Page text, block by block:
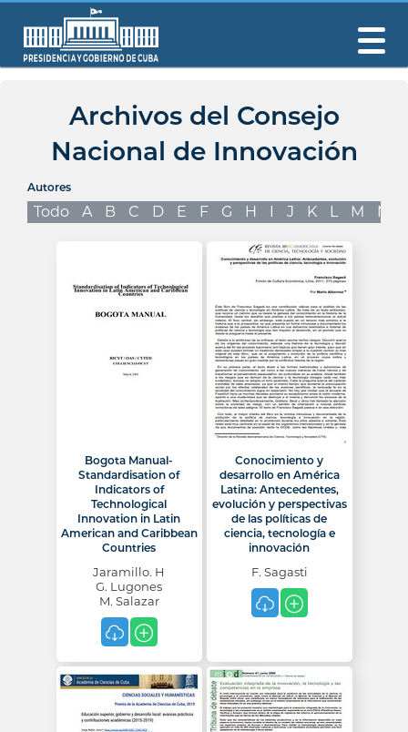
Archivos del Consejo
Nacional de Innovación
Autores
Todo A B C D E F G H I J K L M N
Bogota Manual-
Standardisation of
Indicators of
Technological
Innovation in Latin
American and Caribbean
Countries
Jaramillo. H
G. Lugones
M. Salazar
Conocimiento y
desarrollo en América
Latina: Antecedentes,
evolución y perspectivas
de las políticas de
ciencia, tecnología e
innovación
F. Sagasti